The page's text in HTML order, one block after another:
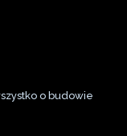
o budowie